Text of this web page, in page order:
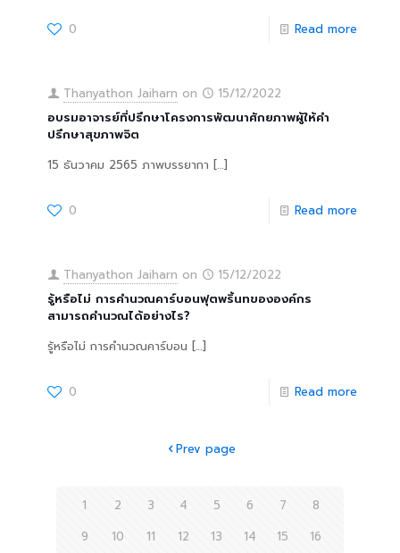
0 Read more
Thanyathon Jaiharn on
15/12/2022
อบรมอาจารย์ที่ปรึกษาโครงการพัฒนาศักยภาพผู้ให้คำ
ปรึกษาสุขภาพจิต
15 ธันวาคม 2565 ภาพบรรยากา […]
0 Read more
Thanyathon Jaiharn on
15/12/2022
รู้หรือไม่ การคำนวณคาร์บอนฟุตพริ้นทขององค์กร
สามารถคำนวณได้อย่างไร?
รู้หรือไม่ การคำนวณคาร์บอน […]
0 Read more
Prev page
1 2 3 4 5 6 7
8
9
10 11 12 13 14 15 16